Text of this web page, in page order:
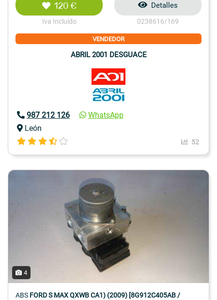
120 €
Iva Incluido
Detalles
0238616/169
VENDEDOR
ABRIL 2001 DESGUACE
987 212 126
WhatsApp
León
52
4
ABS FORD S MAX QXWB CA1) (2009) [8G912C405AB /